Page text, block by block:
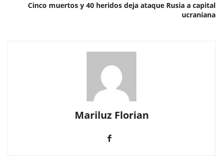
Cinco muertos y 40 heridos deja ataque Rusia a capital
ucraniana
Mariluz Florian